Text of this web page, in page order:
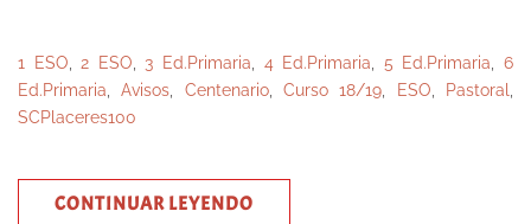
1 ESO 2 ESO 3 Ed.Primaria 4 Ed.Primaria 5 Ed.Primaria ,6
Ed.Primaria ,Avisos Centenario,Curso 18/19 ESO Pastoral
SCPlaceres100
CONTINUAR LEYENDO